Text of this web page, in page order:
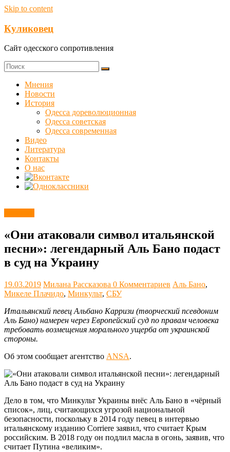
Skip to content
Куликовец
Сайт одесского сопротивления
Мнения
Новости
История
Одесса дореволюционная
Одесса советская
Одесса современная
Видео
Литература
Контакты
О нас
«Они атаковали символ итальянской
песни»: легендарный Аль Бано подаст
в суд на Украину
19.03.2019 Милана Рассказова 0 Комментариев Аль Бано,
Микеле Плачидо, Минкульт, СБУ
Итальянский певец Альбано Карризи (творческий псевдоним
Аль Бано) намерен через Европейский суд по правам человека
требовать возмещения морального ущерба от украинской
стороны.
Об этом сообщает агентство ANSA.
Дело в том, что Минкульт Украины внёс Аль Бано в «чёрный
список», лиц, считающихся угрозой национальной
безопасности, поскольку в 2014 году певец в интервью
итальянскому изданию Corriere заявил, что считает Крым
российским. В 2018 году он подлил масла в огонь, заявив, что
считает Путина «великим».